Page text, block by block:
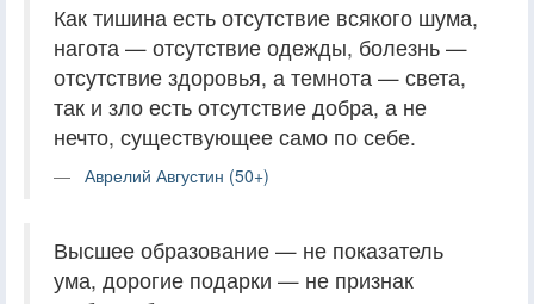
Как тишина есть отсутствие всякого шума,
нагота — отсутствие одежды, болезнь —
отсутствие здоровья, а темнота — света,
так и зло есть отсутствие добра, а не
нечто, существующее само по себе.
Аврелий Августин (50+)
Высшее образование — не показатель
ума, дорогие подарки — не признак